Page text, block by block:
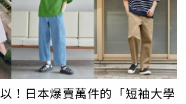
陽鏡款 #BE4463D/13,050元。（圖／
玩好拍adidas Originals與臺虎精釀驚喜
虎精釀酒瓶與SL72鞋款打造復古套圈
的娛樂遊戲與台潮精神；另一吸睛亮點
式圍爐裝置。呼應美食歡聚時刻的氛圍，
原創花卉與LED霓虹燈玩轉火鍋映像，
台式復古遊戲區，adidas Originals與臺虎
合標誌性臺虎精釀酒瓶與SL72鞋款打造
，為冬日穿搭增添復古時尚態度。（圖
他們腳上的鞋款很吸睛之外，6人身上穿
Originals全新推出的環保皮草外套，其中
草LOGO的外套，利用下擺抽繩設計可輕
，除了百搭經典黑白，更同步推出粉嫩色
配色，為街頭穿搭提供繽紛選擇；另一款
！日本爆賣萬件的「短袖大學